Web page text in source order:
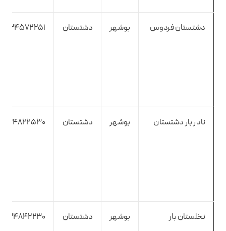
دشتستان فردوس بوشهر دشتستان
نادر بار دشتستان بوشهر دشتستان
نخلستان بار
بوشهر دشتستان